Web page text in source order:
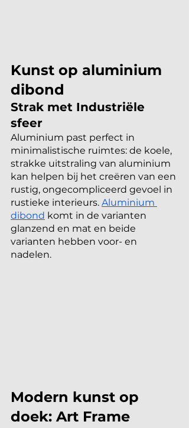
Kunst op aluminium
dibond
Strak met Industriële
sfeer
Aluminium past perfect in
minimalistische ruimtes: de koele,
strakke uitstraling van aluminium
kan helpen bij het creëren van een
rustig, ongecompliceerd gevoel in
rustieke interieurs. Aluminium
dibond komt in de varianten
glanzend en mat en beide
varianten hebben voor- en
nadelen.
Modern kunst op
doek: Art Frame